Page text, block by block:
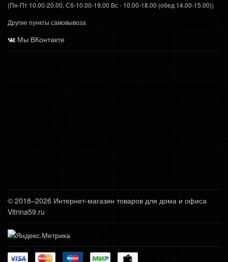
(Пн-Пт 10.00-20.00, Сб-10.00-19.00 Вс - 10.00-18.00 (обед 14.00-15.00))
Другие пункты самовывоза
Мы ВКонтакте
© 2018–2026 Интернет-магазин товаров для дома и офиса
Vitrina59.ru